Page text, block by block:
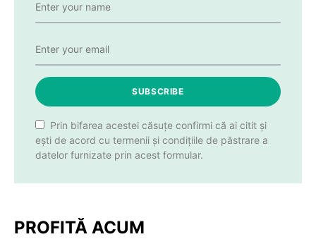
SUBSCRIBE
Prin bifarea acestei căsuțe confirmi că ai citit și
ești de acord cu termenii și condițiile de păstrare a
datelor furnizate prin acest formular.
PROFITĂ ACUM